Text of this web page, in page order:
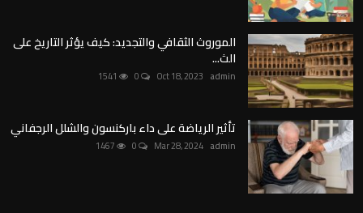
الموروث الثقافي والتجديد: كيف يؤثر التاريخ على
الث...
admin
Oct 18, 2023
تأثير الرياضة على داء باركنسون والشلل الرجفاني
admin
Mar 28, 2024